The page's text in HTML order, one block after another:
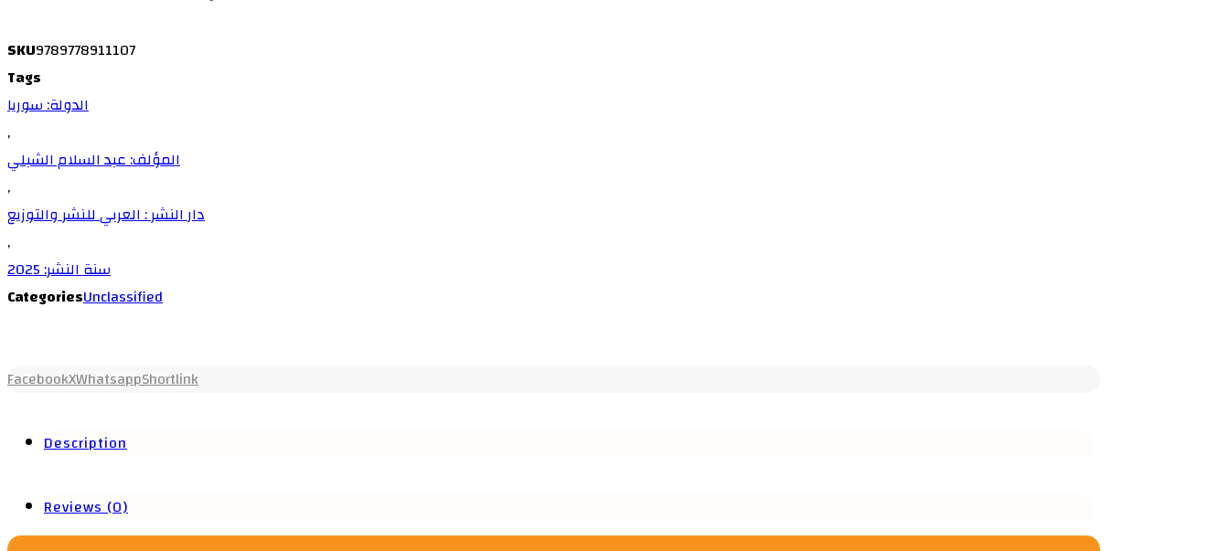
SKU9789778911107
Tags
الدولة: سوريا
,
المؤلف: عبد السلام الشبلي
,
دار النشر : العربي للنشر والتوزيع
,
سنة النشر: 2025
CategoriesUnclassified
FacebookXWhatsappShortlink
Description
Reviews (0)